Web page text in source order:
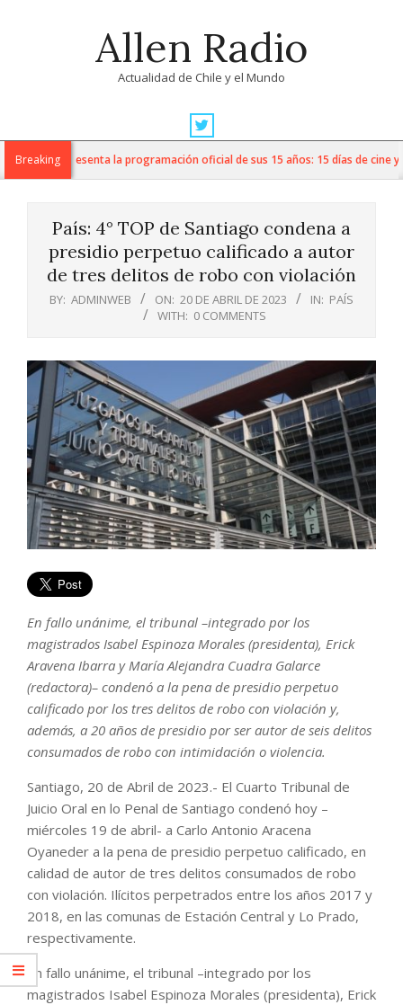
Allen Radio
Actualidad de Chile y el Mundo
Navigation
MenuBreakingpresenta la programación oficial de sus 15 años: 15 días de cine y
País: 4° TOP de Santiago condena a
presidio perpetuo calificado a autor
de tres delitos de robo con violación
BY: ADMINWEB ON: 20 DE ABRIL DE 2023 IN: PAÍS
WITH: 0 COMMENTS
En fallo unánime, el tribunal –integrado por los
magistrados Isabel Espinoza Morales (presidenta), Erick
Aravena Ibarra y María Alejandra Cuadra Galarce
(redactora)– condenó a la pena de presidio perpetuo
calificado por los tres delitos de robo con violación y,
además, a 20 años de presidio por ser autor de seis delitos
consumados de robo con intimidación o violencia.
Santiago, 20 de Abril de 2023.- El Cuarto Tribunal de
Juicio Oral en lo Penal de Santiago condenó hoy –
miércoles 19 de abril- a Carlo Antonio Aracena
Oyaneder a la pena de presidio perpetuo calificado, en
calidad de autor de tres delitos consumados de robo
con violación. Ilícitos perpetrados entre los años 2017 y
2018, en las comunas de Estación Central y Lo Prado,
respectivamente.
En fallo unánime, el tribunal –integrado por los
magistrados Isabel Espinoza Morales (presidenta), Erick